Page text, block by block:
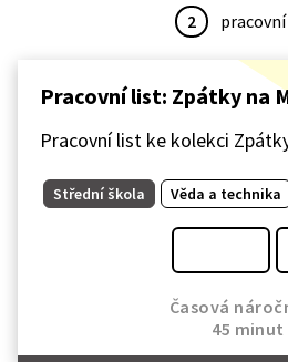
2
Pracovní list: Zpátky na
Pracovní list ke kolekci
Střední škola Věda a technika
Časová
45 minut